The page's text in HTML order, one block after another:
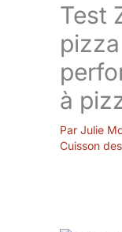
Test
à
Par Julie
Cuisson